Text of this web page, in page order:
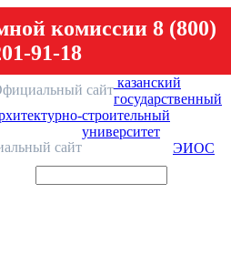
комиссии 8 (800)
91-18
сайт казанский
государственный
строительный
университет
сайт ЭИОС